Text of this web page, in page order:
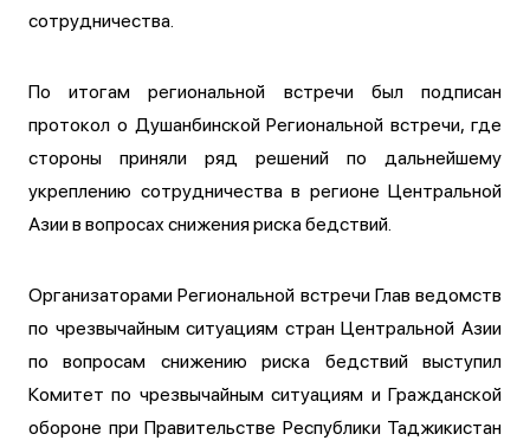
сотрудничества.
По итогам региональной встречи был подписан
протокол о Душанбинской Региональной встречи, где
стороны приняли ряд решений по дальнейшему
укреплению сотрудничества в регионе Центральной
Азии в вопросах снижения риска бедствий.
Организаторами Региональной встречи Глав ведомств
по чрезвычайным ситуациям стран Центральной Азии
по вопросам снижению риска бедствий выступил
Комитет по чрезвычайным ситуациям и Гражданской
обороне при Правительстве Республики Таджикистан